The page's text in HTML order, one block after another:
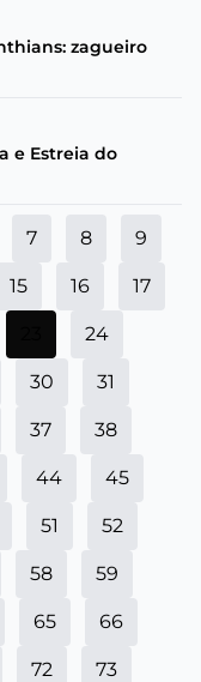
zagueiro
e Estreia do
7 8 9
15 16 17
24
30 31
37 38
44 45
51 52
58 59
65 66
72 73